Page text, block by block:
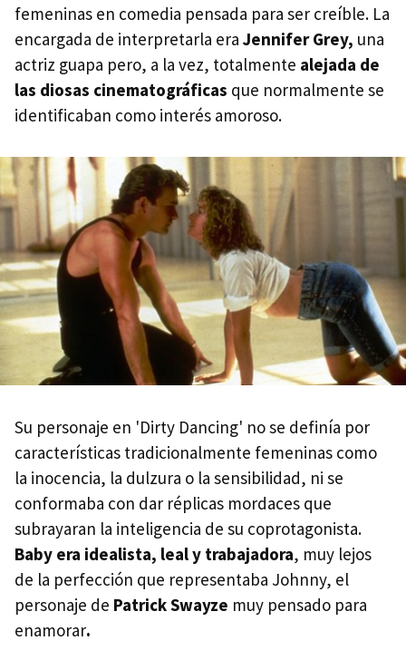
femeninas en comedia pensada para ser creíble. La
encargada de interpretarla era Jennifer Grey, una
actriz guapa pero, a la vez, totalmente alejada de
las diosas cinematográficas que normalmente se
identificaban como interés amoroso.
Su personaje en 'Dirty Dancing' no se definía por
características tradicionalmente femeninas como
la inocencia, la dulzura o la sensibilidad, ni se
conformaba con dar réplicas mordaces que
subrayaran la inteligencia de su coprotagonista.
Baby era idealista, leal y trabajadora, muy lejos
de la perfección que representaba Johnny, el
personaje de Patrick Swayze muy pensado para
enamorar.